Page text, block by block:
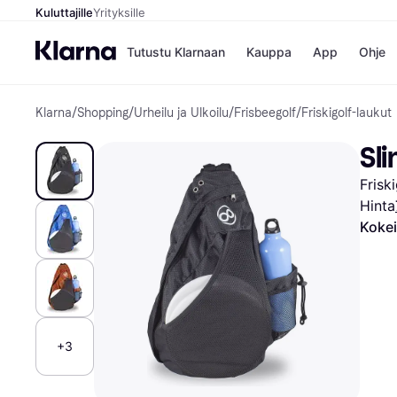
KuluttajilleYrityksille
Tutustu Klarnaan Kauppa
Kaupat
Gigantti
H&M
Peten
Wolt
App Ohje
Klarna/Shopping/Urheilu ja Ulkoilu/Frisbeegolf/Friskigolf-laukut
+3
Hinta